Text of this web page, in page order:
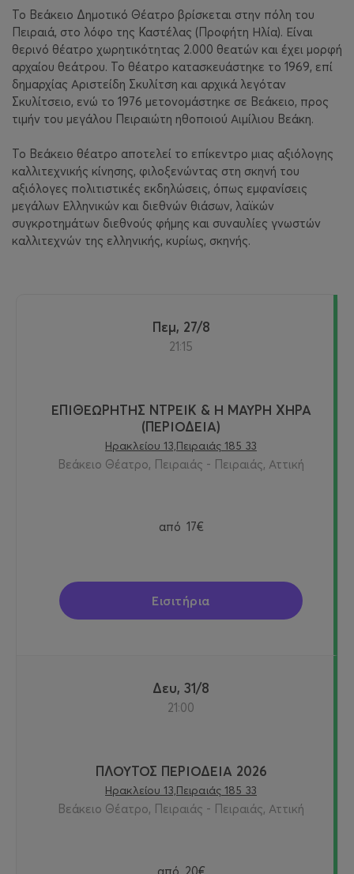
Το Βεάκειο Δημοτικό Θέατρο βρίσκεται στην πόλη του
Πειραιά, στο λόφο της Καστέλας (Προφήτη Ηλία). Είναι
θερινό θέατρο χωρητικότητας 2.000 θεατών και έχει μορφή
αρχαίου θεάτρου. Το θέατρο κατασκευάστηκε το 1969, επί
δημαρχίας Αριστείδη Σκυλίτση και αρχικά λεγόταν
Σκυλίτσειο, ενώ το 1976 μετονομάστηκε σε Βεάκειο, προς
τιμήν του μεγάλου Πειραιώτη ηθοποιού Αιμίλιου Βεάκη.
Το Βεάκειο θέατρο αποτελεί το επίκεντρο μιας αξιόλογης
καλλιτεχνικής κίνησης, φιλοξενώντας στη σκηνή του
αξιόλογες πολιτιστικές εκδηλώσεις, όπως εμφανίσεις
μεγάλων Ελληνικών και διεθνών θιάσων, λαϊκών
συγκροτημάτων διεθνούς φήμης και συναυλίες γνωστών
καλλιτεχνών της ελληνικής, κυρίως, σκηνής.
Πεμ, 27/8
21:15
ΕΠΙΘΕΩΡΗΤΗΣ ΝΤΡΕΙΚ & Η ΜΑΥΡΗ ΧΗΡΑ
(ΠΕΡΙΟΔΕΙΑ)
Ηρακλείου 13,Πειραιάς 185 33
Βεάκειο Θέατρο, Πειραιάς - Πειραιάς, Αττική
από 17€
Εισιτήρια
Δευ, 31/8
21:00
ΠΛΟΥΤΟΣ ΠΕΡΙΟΔΕΙΑ 2026
Ηρακλείου 13,Πειραιάς 185 33
Βεάκειο Θέατρο, Πειραιάς - Πειραιάς, Αττική